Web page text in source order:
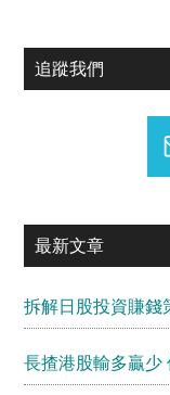
Primary
追蹤我們
最新文章
拆解日股投資賺錢
長揸港股輸多贏少